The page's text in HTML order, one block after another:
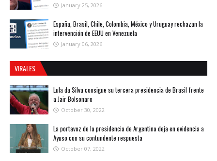
January 25, 2026
España, Brasil, Chile, Colombia, México y Uruguay rechazan la
intervención de EEUU en Venezuela
January 06, 2026
VIRALES
Lula da Silva consigue su tercera presidencia de Brasil frente
a Jair Bolsonaro
October 30, 2022
La portavoz de la presidencia de Argentina deja en evidencia a
Ayuso con su contundente respuesta
October 07, 2022